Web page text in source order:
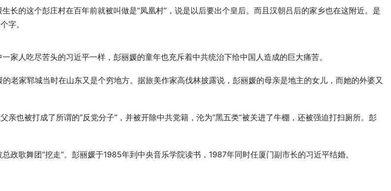
长的这个彭庄村在百年前就被叫做是“凤凰村”，说是以后要出个皇后。而且汉朝吕后的家乡也在这附近。是
字。
人吃尽苦头的习近平一样，彭丽媛的童年也充斥着中共统治下给中国人造成的巨大痛苦。
老家郓城当时在山东又是个穷地方。据旅美作家高伐林披露说，彭丽媛的母亲是地主的女儿，而她的外婆又
也被打成了所谓的“反党分子”，并被开除中共党籍，沦为“黑五类”被关进了牛棚，还被强迫打扫厕所。彭
歌舞团“挖走”。彭丽媛于1985年到中央音乐学院读书，1987年同时任厦门副市长的习近平结婚。